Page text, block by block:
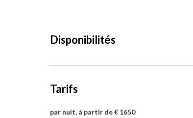
Disponibilités
Tarifs
par nuit, à partir de € 1650